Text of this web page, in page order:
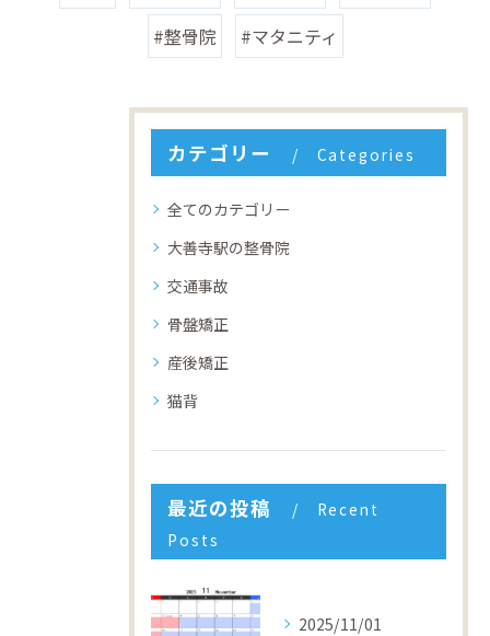
#整骨院
#マタニティ
カテゴリー Categories
全てのカテゴリー
大善寺駅の整骨院
交通事故
骨盤矯正
産後矯正
猫背
最近の投稿
Recent
Posts
2025/11/01